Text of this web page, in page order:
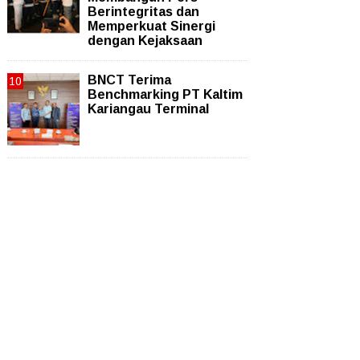
Berintegritas dan
Memperkuat Sinergi
dengan Kejaksaan
BNCT Terima
Benchmarking PT Kaltim
Kariangau Terminal